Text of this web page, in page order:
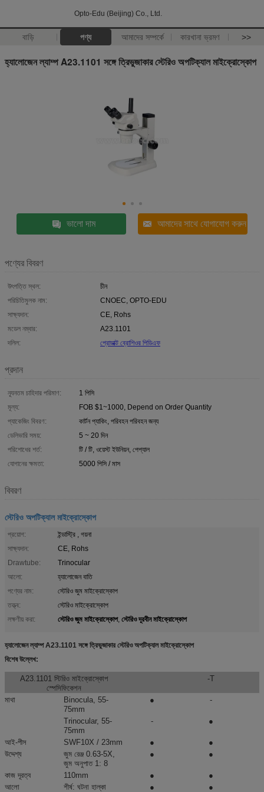
Opto-Edu (Beijing) Co., Ltd.
বাড়ি পণ্য আমাদের সম্পর্কে কারখানা ভ্রমণ >>
হ্যালোজেন ল্যাম্প A23.1101 সঙ্গে ত্রিভুজাকার স্টেরিও অপটিক্যাল মাইক্রোস্কোপ
ভালো দাম আমাদের সাথে যোগাযোগ করুন
পণ্যের বিবরণ
উৎপত্তি স্থল:
চীন
পরিচিতিমুলক নাম:
CNOEC, OPTO-EDU
সাক্ষ্যদান:
CE, Rohs
মডেল নম্বার:
A23.1101
দলিল:
প্রোডাক্ট ব্রোশিওর পিডিএফ
প্রদান
ন্যূনতম চাহিদার পরিমাণ:
1 পিসি
মূল্য:
FOB $1~1000, Depend on Order Quantity
প্যাকেজিং বিবরণ:
কার্টন প্যাকিং, পরিবহন পরিবহন জন্য
ডেলিভারি সময়:
5 ~ 20 দিন
পরিশোধের শর্ত:
টি / টি, ওয়েস্ট ইউনিয়ন, পেপ্যাল
যোগানের ক্ষমতা:
5000 পিসি / মাস
বিবরণ
স্টেরিও অপটিক্যাল মাইক্রোস্কোপ
প্রয়োগ:
ইন্ডাস্ট্রি , গয়না
সাক্ষ্যদান:
CE, Rohs
Drawtube:
Trinocular
আলো:
হ্যালোজেন বাতি
পণ্যের নাম:
স্টেরিও জুম মাইক্রোস্কোপ
তত্ত্ব:
স্টেরিও মাইক্রোস্কোপ
লক্ষণীয় করা:
স্টেরিও জুম মাইক্রোস্কোপ, স্টেরিও দূরবীন মাইক্রোস্কোপ
হ্যালোজেন ল্যাম্প A23.1101 সঙ্গে ত্রিভুজাকার স্টেরিও অপটিক্যাল মাইক্রোস্কোপ
বিশেষ উল্লেখ:
A23.1101 স্টিরিও মাইক্রোস্কোপ
স্পেসিফিকেশন
-T
মাথা
Binocula, 55-
75mm
● -
Trinocular, 55-
75mm
- ●
আই-পীস SWF10X / 23mm ●
●
উদ্দেশ্য
জুম রেঞ্জ 0.63-5X,
জুম অনুপাত 1: 8
● ●
কাজ দূরত্ব 110mm ●
●
আলো
শীর্ষ: ঘটনা হাল্কা
● ●